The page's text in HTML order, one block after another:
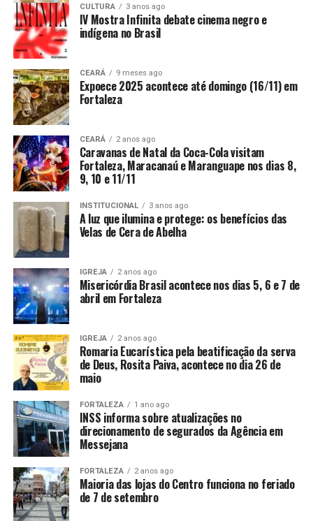
CULTURA 3 anos ago
IV Mostra Infinita debate cinema negro e
indígena no Brasil
CEARÁ 9 meses ago
Expoece 2025 acontece até domingo (16/11) em
Fortaleza
CEARÁ 2 anos ago
Caravanas de Natal da Coca-Cola visitam
Fortaleza, Maracanaú e Maranguape nos dias 8,
9, 10 e 11/11
INSTITUCIONAL 3 anos ago
A luz que ilumina e protege: os benefícios das
Velas de Cera de Abelha
IGREJA 2 anos ago
Misericórdia Brasil acontece nos dias 5, 6 e 7 de
abril em Fortaleza
IGREJA 2 anos ago
Romaria Eucarística pela beatificação da serva
de Deus, Rosita Paiva, acontece no dia 26 de
maio
FORTALEZA 1 ano ago
INSS informa sobre atualizações no
direcionamento de segurados da Agência em
Messejana
FORTALEZA 2 anos ago
Maioria das lojas do Centro funciona no feriado
de 7 de setembro